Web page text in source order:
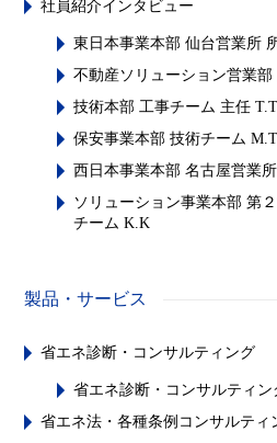
社員紹介インタビュー
東日本事業本部 仙台営業所
不動産ソリューション営業
技術本部 工事チーム 主任 T.T
保安事業本部 技術チーム M.T
西日本事業本部 名古屋営業
ソリューション事業本部 第
チーム K.K
製品・サービス
省エネ診断・コンサルティング
省エネ診断・コンサルティン
省エネ法・各種条例コンサルティ